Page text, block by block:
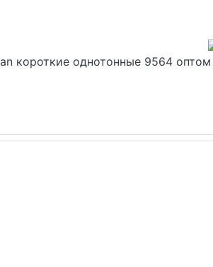
короткие однотонные 9564 оптом